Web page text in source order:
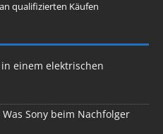
qualifizierten Käufen
in einem elektrischen
Was Sony beim Nachfolger